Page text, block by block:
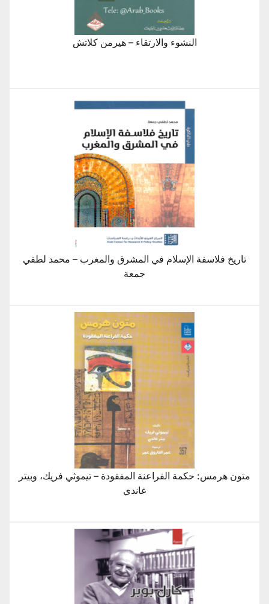
النشوء والارتقاء – هيرمن كلاتش
تاريخ فلاسفة الإسلام في المشرق والمغرب – محمد لطفي
جمعة
متون هرمس: حكمة الفراعنة المفقودة – تيموثي فريك، وبيتر
غاندي